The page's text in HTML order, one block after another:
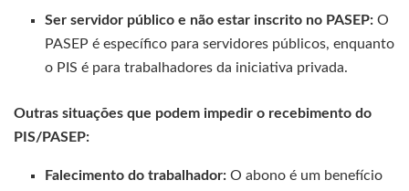
Ser servidor público e não estar inscrito no PASEP: O
PASEP é específico para servidores públicos, enquanto
o PIS é para trabalhadores da iniciativa privada.
Outras situações que podem impedir o recebimento do
PIS/PASEP:
Falecimento do trabalhador: O abono é um benefício